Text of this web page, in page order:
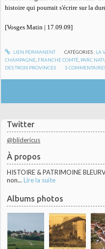
Twitter
@blidericus
À propos
HISTOIRE & PATRIMOINE
non... Lire la suite
Albums photos
histoire qui pourrait s'écrire sur la
[Vosges Matin | 17.09.09]
LIEN PERMANENT CATÉGORIES : LA
CHAMPAGNE FRANCHE COMTÉ PARC
DES TROIS PROVINCES
3